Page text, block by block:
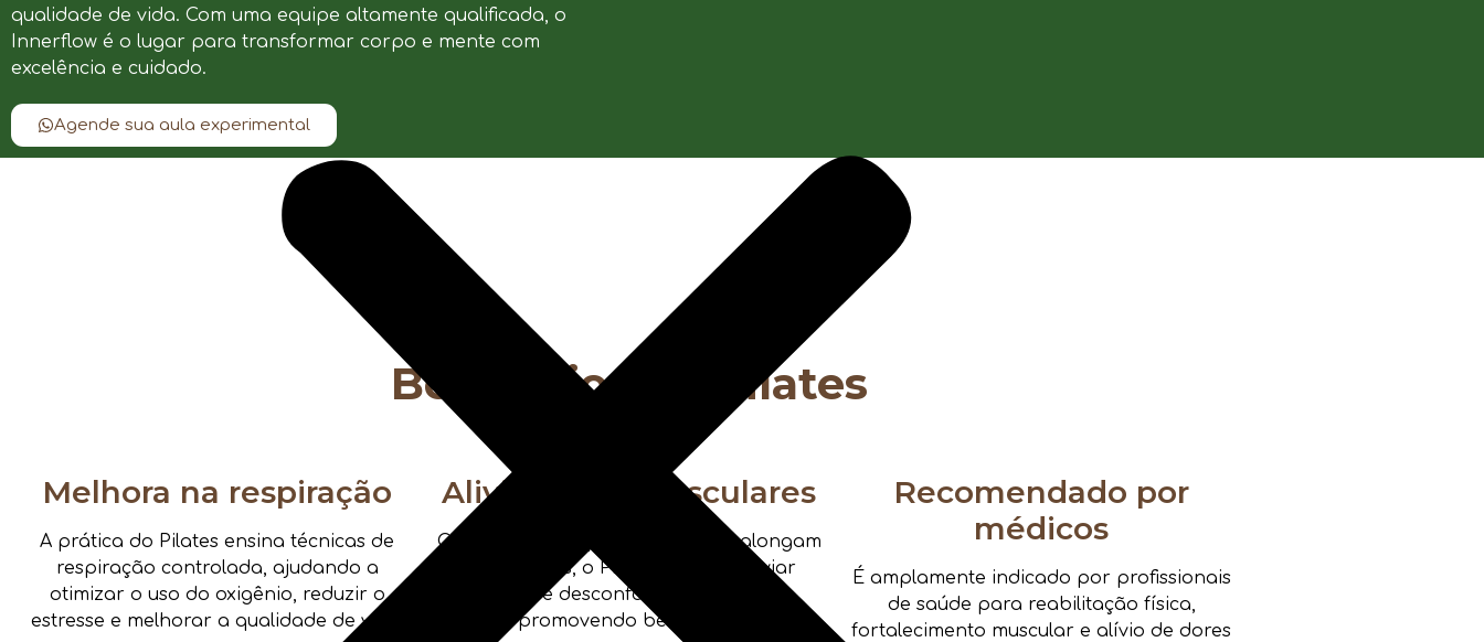
qualidade de vida. Com uma equipe altamente qualificada, o
Innerflow é o lugar para transformar corpo e mente com
excelência e cuidado.
Agende sua aula experimental
Benefícios do pilates
Melhora na respiração
A prática do Pilates ensina técnicas de
respiração controlada, ajudando a
otimizar o uso do oxigênio, reduzir o
estresse e melhorar a qualidade de vida.
Alivia dores musculares
Com exercícios que fortalecem e alongam
os músculos, o Pilates ajuda a aliviar
tensões e desconfortos musculares,
promovendo bem-estar.
Recomendado por
médicos
É amplamente indicado por profissionais
de saúde para reabilitação física,
fortalecimento muscular e alívio de dores